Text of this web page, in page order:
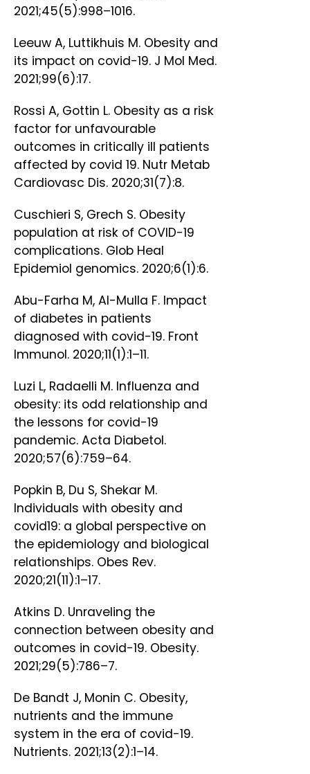
2021;45(5):998–1016.
Leeuw A, Luttikhuis M. Obesity and
its impact on covid-19. J Mol Med.
2021;99(6):17.
Rossi A, Gottin L. Obesity as a risk
factor for unfavourable
outcomes in critically ill patients
affected by covid 19. Nutr Metab
Cardiovasc Dis. 2020;31(7):8.
Cuschieri S, Grech S. Obesity
population at risk of COVID-19
complications. Glob Heal
Epidemiol genomics. 2020;6(1):6.
Abu-Farha M, Al-Mulla F. Impact
of diabetes in patients
diagnosed with covid-19. Front
Immunol. 2020;11(1):1–11.
Luzi L, Radaelli M. Influenza and
obesity: its odd relationship and
the lessons for covid-19
pandemic. Acta Diabetol.
2020;57(6):759–64.
Popkin B, Du S, Shekar M.
Individuals with obesity and
covid19: a global perspective on
the epidemiology and biological
relationships. Obes Rev.
2020;21(11):1–17.
Atkins D. Unraveling the
connection between obesity and
outcomes in covid-19. Obesity.
2021;29(5):786–7.
De Bandt J, Monin C. Obesity,
nutrients and the immune
system in the era of covid-19.
Nutrients. 2021;13(2):1–14.